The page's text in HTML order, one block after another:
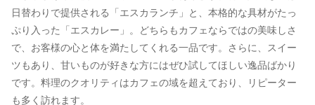
日替わりで提供される「エスカランチ」と、本格的な具材がたっ
ぷり入った「エスカレー」。どちらもカフェならではの美味しさ
で、お客様の心と体を満たしてくれる一品です。さらに、スイー
ツもあり、甘いものが好きな方にはぜひ試してほしい逸品ばかり
です。料理のクオリティはカフェの域を超えており、リピーター
も多く訪れます。